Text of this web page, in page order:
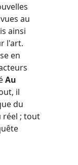
au
ainsi
l'art.
en
Au
il
du
réel ; tout